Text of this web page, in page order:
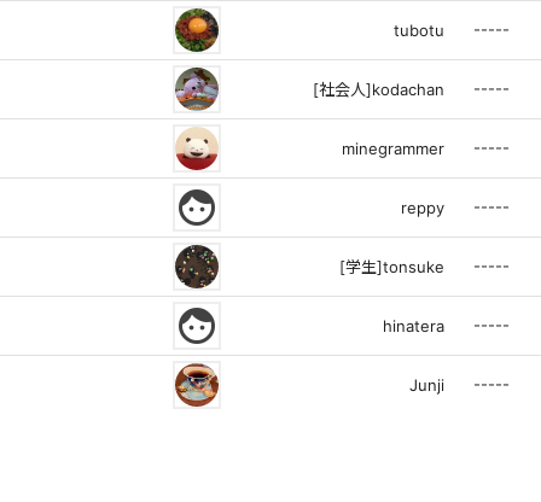
tubotu -----
[社会人]kodachan -----
minegrammer -----
face reppy -----
[学生]tonsuke -----
face hinatera -----
Junji -----